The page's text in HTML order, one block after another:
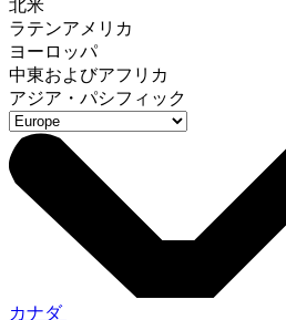
北米
ラテンアメリカ
ヨーロッパ
中東およびアフリカ
アジア・パシフィック
カナダ